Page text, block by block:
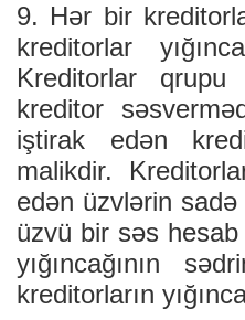
9. Hər bir
kreditorlar
Kreditorlar
kreditor
iştirak edən
malikdir.
edən üzvlərin
üzvü bir səs
yığıncağının
kreditorların